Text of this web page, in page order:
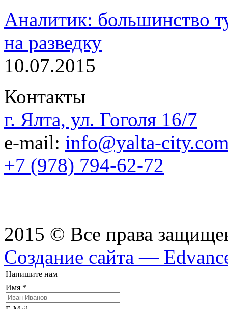
Аналитик: большинство
на разведку
10.07.2015
Контакты
г. Ялта, ул. Гоголя 16/7
e-mail: info@yalta-
+7 (978) 794-62-72
2015 © Все права
Создание сайта —
Напишите нам
Имя *